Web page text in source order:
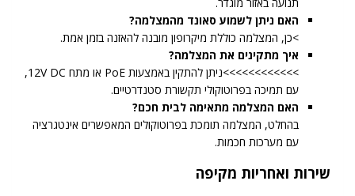
האם ניתן לשמוע סאונד מהמצלמה?
>כן, המצלמה כוללת מיקרופון מובנה להאזנה בזמן אמת.
איך מתקינים את המצלמה?
>>>>>>>>>>>>ניתן להתקין באמצעות PoE או מתח 12V DC,
עם תמיכה בפרוטוקולי תקשורת סטנדרטיים.
האם המצלמה מתאימה לבית חכם?
בהחלט, המצלמה תומכת בפרוטוקולים המאפשרים אינטגרציה
עם מערכות חכמות.
שירות ואחריות מקיפה